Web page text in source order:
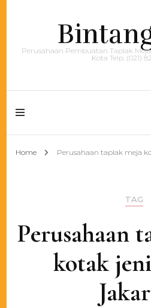
Perusahaan Pembuatan Taplak
Kota Telp. (021)
Home Perusahaan taplak meja
TAG
Perusahaan
kotak